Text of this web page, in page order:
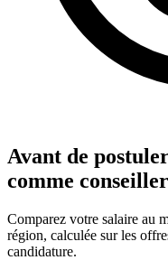
Avant de
comme
Comparez votre salaire au
région, calculée sur les
candidature.